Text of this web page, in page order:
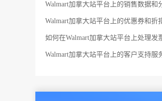
Walmart加拿大站平台上的销售数据和
Walmart加拿大站平台上的优惠券和折
如何在Walmart加拿大站平台上处理发
Walmart加拿大站平台上的客户支持服